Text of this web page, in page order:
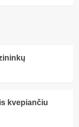
kvepiančiu